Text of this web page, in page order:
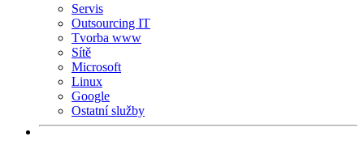
Servis
Outsourcing IT
Tvorba www
Sítě
Microsoft
Linux
Google
Ostatní služby